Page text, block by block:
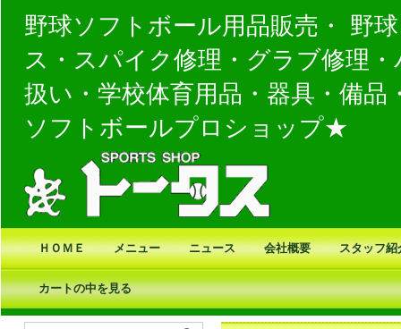
野球ソフトボール用品販売・ 野
ス・スパイク修理・グラブ修理
扱い・学校体育用品・器具・備
ソフトボールプロショップ★
ＨＯＭＥ メニュー ニュース 会社概要 スタッフ紹
カートの中を見る